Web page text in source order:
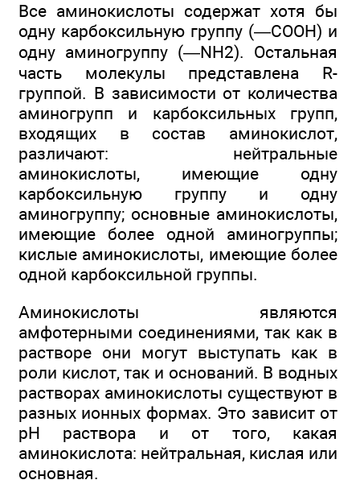
Все аминокислоты содержат хотя бы
одну карбоксильную группу (—СООН) и
одну аминогруппу (—NH2). Остальная
часть молекулы представлена R-
группой. В зависимости от количества
аминогрупп и карбоксильных групп,
входящих в состав аминокислот,
различают: нейтральные
аминокислоты, имеющие одну
карбоксильную группу и одну
аминогруппу; основные аминокислоты,
имеющие более одной аминогруппы;
кислые аминокислоты, имеющие более
одной карбоксильной группы.
Аминокислоты являются
амфотерными соединениями, так как в
растворе они могут выступать как в
роли кислот, так и оснований. В водных
растворах аминокислоты существуют в
разных ионных формах. Это зависит от
pH раствора и от того, какая
аминокислота: нейтральная, кислая или
основная.